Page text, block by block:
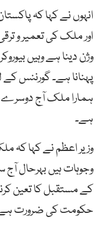
انہوں نے کہا کہ
اور ملک کی تعمیر و
وژن دینا ہے وہیں
پہنانا ہے۔ گورننس
ہمارا ملک آج
ہے۔
وزیر اعظم نے کہا
وجوہات ہیں بہرحال
کے مستقبل کا تعین
حکومت کی ضرورت